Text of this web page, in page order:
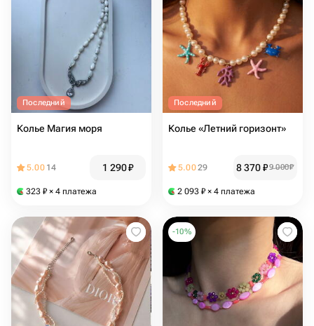
Последний
Колье Магия моря
5.00 14 1 290₽
323 ₽ × 4 платежа
Последний
Колье «Летний горизонт»
5.0029 8 370₽9 000₽
2 093 ₽ × 4 платежа
-10%